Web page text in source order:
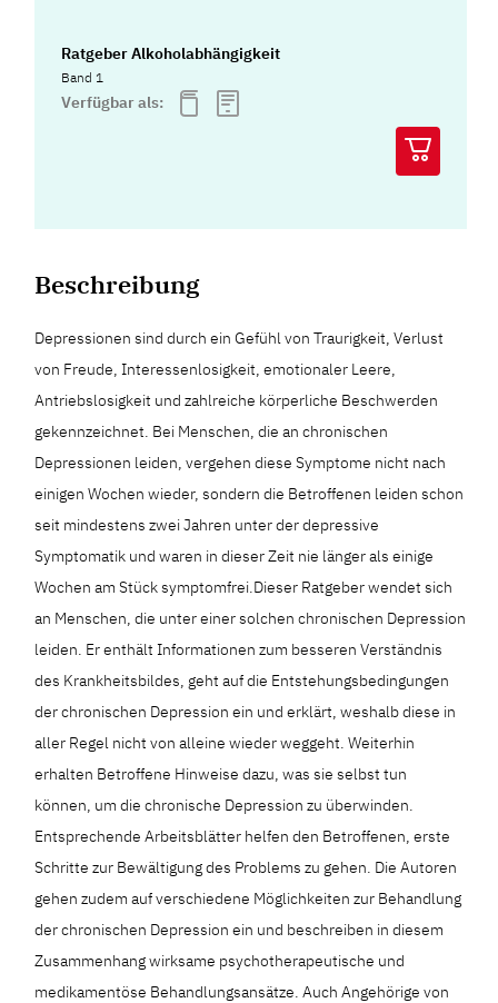
Ratgeber Alkoholabhängigkeit
Band 1
Verfügbar als:
Beschreibung
Depressionen sind durch ein Gefühl von Traurigkeit, Verlust
von Freude, Interessenlosigkeit, emotionaler Leere,
Antriebslosigkeit und zahlreiche körperliche Beschwerden
gekennzeichnet. Bei Menschen, die an chronischen
Depressionen leiden, vergehen diese Symptome nicht nach
einigen Wochen wieder, sondern die Betroffenen leiden schon
seit mindestens zwei Jahren unter der depressive
Symptomatik und waren in dieser Zeit nie länger als einige
Wochen am Stück symptomfrei.Dieser Ratgeber wendet sich
an Menschen, die unter einer solchen chronischen Depression
leiden. Er enthält Informationen zum besseren Verständnis
des Krankheitsbildes, geht auf die Entstehungsbedingungen
der chronischen Depression ein und erklärt, weshalb diese in
aller Regel nicht von alleine wieder weggeht. Weiterhin
erhalten Betroffene Hinweise dazu, was sie selbst tun
können, um die chronische Depression zu überwinden.
Entsprechende Arbeitsblätter helfen den Betroffenen, erste
Schritte zur Bewältigung des Problems zu gehen. Die Autoren
gehen zudem auf verschiedene Möglichkeiten zur Behandlung
der chronischen Depression ein und beschreiben in diesem
Zusammenhang wirksame psychotherapeutische und
medikamentöse Behandlungsansätze. Auch Angehörige von